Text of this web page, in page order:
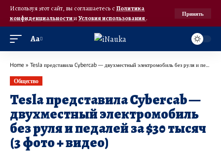
Используя этот сайт, вы соглашаетесь с Политика
конфиденциальностииУсловия использования.
Принять
Аа
Home » Tesla представила Cybercab — двухместный электромобиль без руля и педалей за $30 тысяч (3 фото + видео)
Общество
Tesla представила Cybercab —
двухместный электромобиль
без руля и педалей за $30 тысяч
(3 фото + видео)